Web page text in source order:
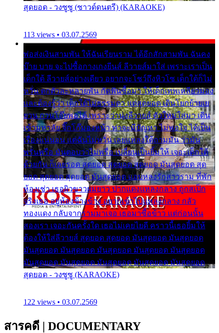
สุดยอด - วงซูซู (ซาวด์ดนตรี) (KARAOKE)
113 views • 03.07.2569
พ่อส่งเงินสามพัน ให้ฉันเรียนราม ได้อีกสักสามพัน ฉันคง
บ๊าย บาย จะไปซื้อกางเกงยีนส์ ลีวายส์มาใส่ เพราะเราเป็น
เด็กใต้ ลีวายส์อย่างเดียว อยากจะโชว์ถึงหิวโซ เด็กใต้ก็ไม่
หวั่น ตกตัวละหลายพัน กัดฟันซื้อมา ให้เด็กเทพเหลียวมอง
และต้องรู้ว่า เด็กใต้ไม่ธรรมดา แต่สุดยอด เดินโยกย้ายเย
ยวน กวนโอ๊ยพอได้ เพราะว่านุ่งลีวายส์ ตัวใหม่ใส่มา เดิน
เข้ามหาลัย จิ๊กโก๊มองหน้า ท่าจะมีปัญหา ไม่พอใจ ได้เป็น
เรื่องแน่นอน แต่ฉันไม่หวั่น เลยแหลงใต้ถามมัน ว่ามัน
พรั่นพรือ มันตอบว่าไม่พรื่อ เปลี่ยนเป็นยิ้มให้ เจอะเด็กใต้
ด้วยกัน ก็เลยรอด สุดยอด สุดยอด สุดยอด มันสุดยอด สุด
ยอด สุดยอด สุดยอด มันสุดยอด แอบหลงรักสาวราม ที่พัก
ห้องเช่า เธอผิวขาวผมยาว ปากแดงแหลงกลาง ถูกสเป็ก
จริงเธอ อยู่ห้องข้างข้าง อยากเข้าไปแหลงกลาง กลัว
ทองแดง กลับจากรามมาเจอ เธอมาซื้อข้าว แต่ก่อนนั้น
สองเรา เจอะกันครั้งใด เธอไม่เคยไยดี คราวนี้เธอยิ้มให้
ต้องให้ใส่ลีวายส์ สุดยอด สุดยอด มันสุดยอด มันสุดยอด
มันสุดยอด มันสุดยอด มันสุดยอด มันสุดยอด มันสุดยอด
มันสุดยอด มันสุดยอด มันสุดยอด มันสุดยอด มันสุดยอด
สุดยอด - วงซูซู (KARAOKE)
122 views • 03.07.2569
สารคดี | DOCUMENTARY